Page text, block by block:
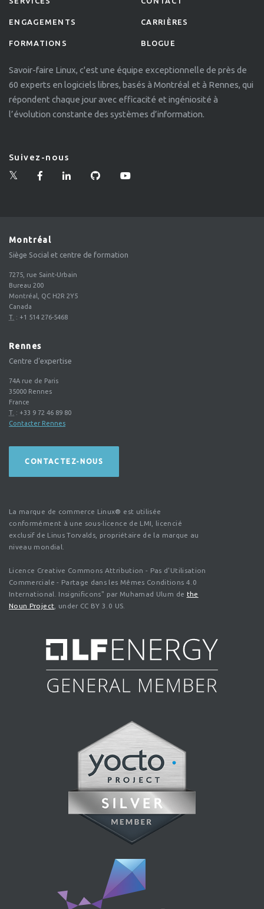
ENGAGEMENTS
FORMATIONS
CARRIÈRES
BLOGUE
Savoir-faire Linux, c'est une équipe exceptionnelle de près de
60 experts en logiciels libres, basés à Montréal et à Rennes, qui
répondent chaque jour avec efficacité et ingéniosité à
l’évolution constante des systèmes d’information.
Suivez-nous
Montréal
Siège Social et centre de formation
7275, rue Saint-Urbain
Bureau 200
Montréal, QC H2R 2Y5
Canada
T. : +1 514 276-5468
Rennes
Centre d'expertise
74A rue de Paris
35000 Rennes
France
T. : +33 9 72 46 89 80
Contacter Rennes
CONTACTEZ-NOUS
La marque de commerce Linux® est utilisée
conformément à une sous-licence de LMI, licencié
exclusif de Linus Torvalds, propriétaire de la marque au
niveau mondial.
Licence Creative Commons Attribution - Pas d'Utilisation
Commerciale - Partage dans les Mêmes Conditions 4.0
International. Insignificons" par Muhamad Ulum de the
Noun Project , under CC BY 3.0 US.